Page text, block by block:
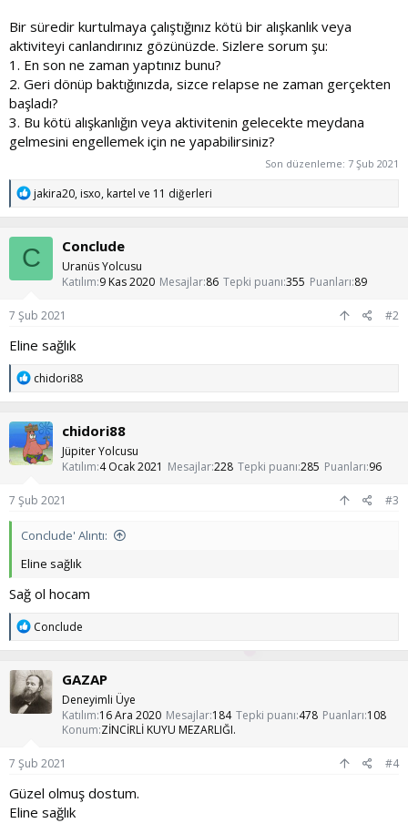
Bir süredir kurtulmaya çalıştığınız kötü bir alışkanlık veya
aktiviteyi canlandırınız gözünüzde. Sizlere sorum şu:
1. En son ne zaman yaptınız bunu?
2. Geri dönüp baktığınızda, sizce relapse ne zaman gerçekten
başladı?
3. Bu kötü alışkanlığın veya aktivitenin gelecekte meydana
gelmesini engellemek için ne yapabilirsiniz?
Son düzenleme: 7 Şub 2021
T
p
k
i
l
e
jakira20,isxo,kartel ve 11 diğerleri
C Conclude
Uranüs Yolcusu
Katılım 9 Kas 2020 Mesajlar 86 Tepki puanı 355 Puanları 89
7 Şub 2021 #2
Eline sağlık
T
p
k
i
l
e
chidori88
chidori88
Jüpiter Yolcusu
Katılım 4 Ocak 2021 Mesajlar228 Tepki puanı 285 Puanları 96
7 Şub 2021 #3
Conclude' Alıntı:
Eline sağlık
Sağ ol hocam
T
p
k
i
l
e
Conclude
GAZAP
Deneyimli Üye
Katılım 16 Ara 2020 Mesajlar 184 Tepki puanı 478 Puanları 108
Konum ZİNCİRLİ KUYU MEZARLIĞI.
7 Şub 2021 #4
Güzel olmuş dostum.
Eline sağlık